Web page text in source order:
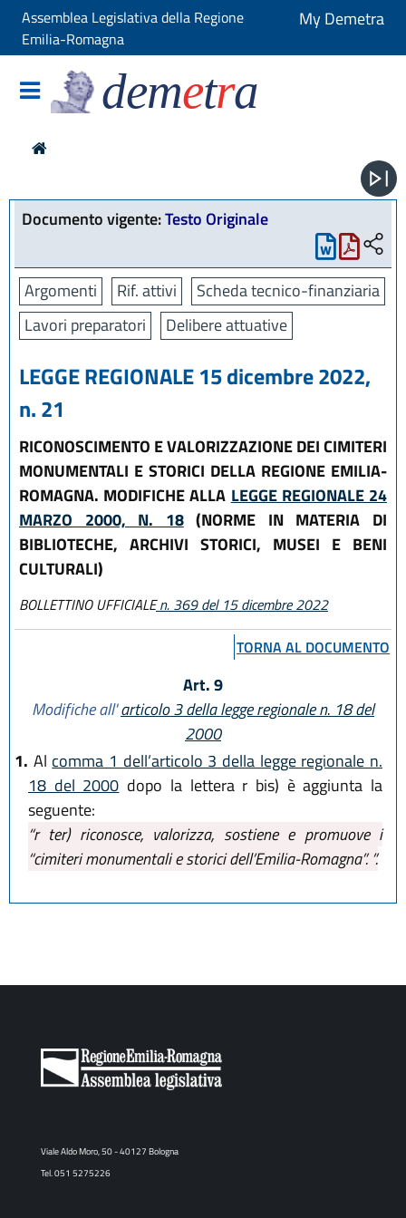
Assemblea Legislativa della Regione
Emilia-Romagna
My Demetra
demetra
Documento vigente:Testo Originale
Argomenti Rif. attivi
Scheda tecnico-finanziaria
Lavori preparatori
Delibere attuative
LEGGE REGIONALE 15 dicembre 2022,
n. 21
RICONOSCIMENTO E VALORIZZAZIONE DEI CIMITERI
MONUMENTALI E STORICI DELLA REGIONE EMILIA-
ROMAGNA. MODIFICHE ALLA LEGGE REGIONALE 24
MARZO 2000, N. 18(NORME IN MATERIA DI
BIBLIOTECHE, ARCHIVI STORICI, MUSEI E BENI
CULTURALI)
BOLLETTINO UFFICIALEn. 369 del 15 dicembre 2022
TORNA AL DOCUMENTO
Art. 9
Modifiche all'articolo 3 della legge regionale n. 18 del
2000
1. Al comma 1 dell’articolo 3 della legge regionale n.
18 del 2000 dopo la lettera r bis) è aggiunta la
seguente:
“r ter) riconosce, valorizza, sostiene e promuove i
“cimiteri monumentali e storici dell’Emilia-Romagna”. ”.
Viale Aldo Moro, 50 - 40127 Bologna
Tel. 051 5275226